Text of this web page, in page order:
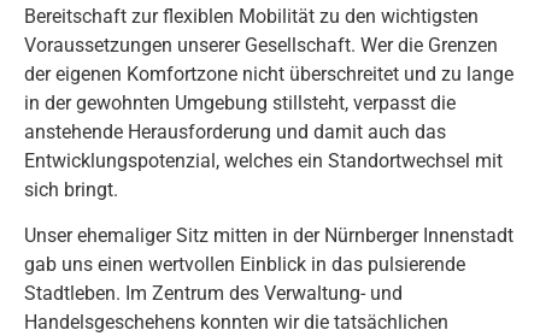
Bereitschaft zur flexiblen Mobilität zu den wichtigsten
Voraussetzungen unserer Gesellschaft. Wer die Grenzen
der eigenen Komfortzone nicht überschreitet und zu lange
in der gewohnten Umgebung stillsteht, verpasst die
anstehende Herausforderung und damit auch das
Entwicklungspotenzial, welches ein Standortwechsel mit
sich bringt.
Unser ehemaliger Sitz mitten in der Nürnberger Innenstadt
gab uns einen wertvollen Einblick in das pulsierende
Stadtleben. Im Zentrum des Verwaltung- und
Handelsgeschehens konnten wir die tatsächlichen